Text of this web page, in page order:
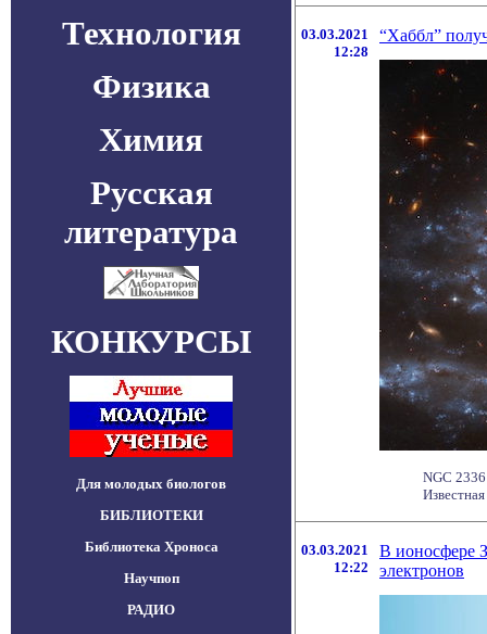
Технология
Физика
Химия
Русская
литература
КОНКУРСЫ
Для молодых биологов
БИБЛИОТЕКИ
Библиотека Хроноса
Научпоп
РАДИО
03.03.2021
12:28
“Хаббл”
NGC
03.03.2021
12:22
В ионосфере
электронов